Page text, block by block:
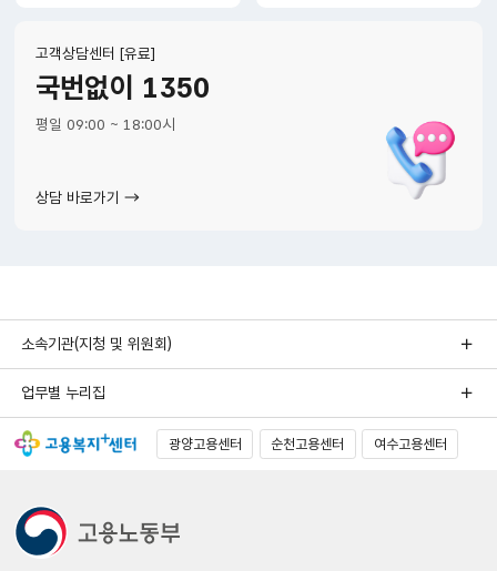
고객상담센터 [유료]
국번없이 1350
평일 09:00 ~ 18:00시
상담 바로가기
소속기관(지청 및 위원회)
업무별 누리집
광양고용센터 순천고용센터 여수고용센터